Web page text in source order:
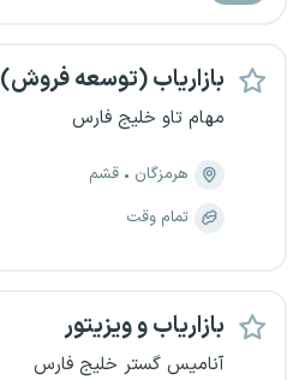
بازاریاب (توسعه فروش)
مهام تاو خلیج فارس
هرمزگان
قشم
تمام وقت
بازاریاب و ویزیتور
آنامیس گستر خلیج فارس